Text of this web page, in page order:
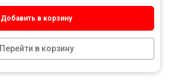
Добавить в корзину
Перейти в корзину